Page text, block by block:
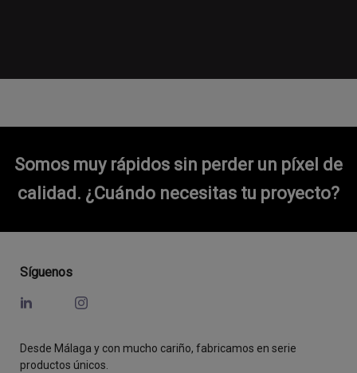
Somos muy rápidos sin perder un píxel de
calidad. ¿Cuándo necesitas tu proyecto?
Síguenos
Desde Málaga y con mucho cariño, fabricamos en serie
productos únicos.